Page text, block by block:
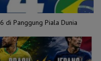
di Panggung Piala Dunia